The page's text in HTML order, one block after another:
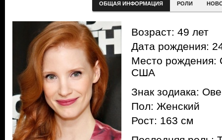
ОБЩАЯ ИНФОРМАЦИЯ РОЛИ
Возраст: 49 лет
Дата рождения:
Место рождения:
США
Знак зодиака:
Пол: Женский
Рост: 163 см